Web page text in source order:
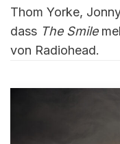
Thom Yorke,
dass The Smile
von Radiohead.